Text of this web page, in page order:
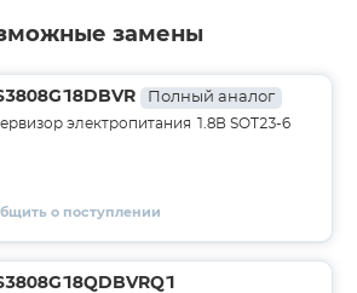
замены
Полный аналог
электропитания 1.8В SOT23-6
о поступлении